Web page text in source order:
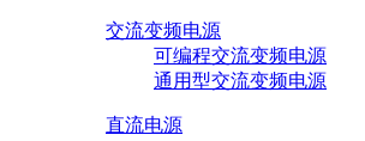
交流变频电源
可编程交流变频电源
通用型交流变频电源
直流电源